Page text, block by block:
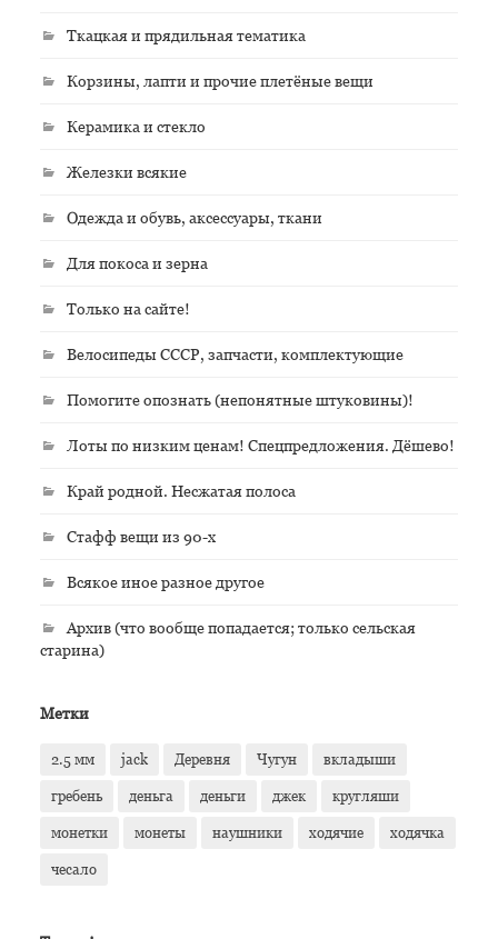
Ткацкая и прядильная тематика
Корзины, лапти и прочие плетёные вещи
Керамика и стекло
Железки всякие
Одежда и обувь, аксессуары, ткани
Для покоса и зерна
Только на сайте!
Велосипеды СССР, запчасти, комплектующие
Помогите опознать (непонятные штуковины)!
Лоты по низким ценам! Спецпредложения. Дёшево!
Край родной. Несжатая полоса
Стафф вещи из 90-х
Всякое иное разное другое
Архив (что вообще попадается; только сельская
старина)
Метки
2.5 мм jack Деревня Чугун вкладыши
гребень деньга деньги джек кругляши
монетки монеты наушники ходячие ходячка
чесало